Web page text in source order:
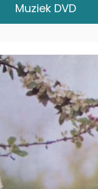
Muziek DVD